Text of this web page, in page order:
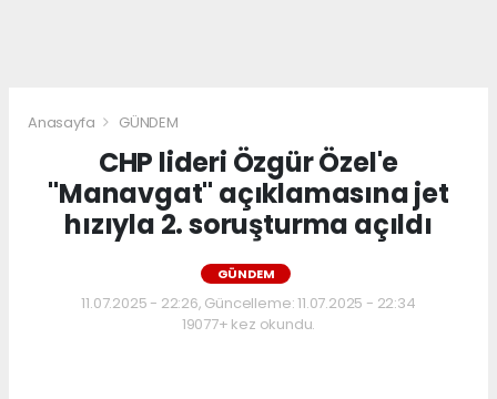
Anasayfa GÜNDEM
CHP lideri Özgür Özel'e
"Manavgat" açıklamasına jet
hızıyla 2. soruşturma açıldı
GÜNDEM
11.07.2025 - 22:26, Güncelleme: 11.07.2025 - 22:34
19077+ kez okundu.